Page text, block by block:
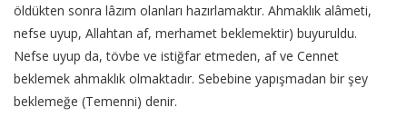
öldükten sonra lâzım olanları hazırlamaktır. Ahmaklık alâmeti,
nefse uyup, Allahtan af, merhamet beklemektir) buyuruldu.
Nefse uyup da, tövbe ve istiğfar etmeden, af ve Cennet
beklemek ahmaklık olmaktadır. Sebebine yapışmadan bir şey
beklemeğe (Temenni) denir.